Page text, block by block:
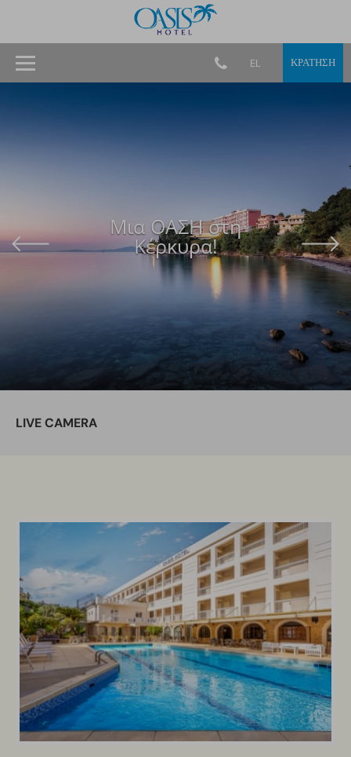
EL ΚΡΑΤΗΣΗ
Μια ΟΑΣΗ στη
Κέρκυρα!
LIVE CAMERA